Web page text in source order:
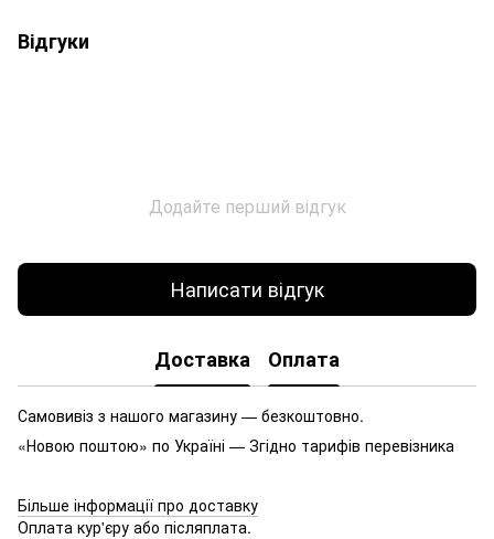
Відгуки
Додайте перший відгук
Написати відгук
Доставка Оплата
Самовивіз з нашого магазину — безкоштовно.
«Новою поштою» по Україні — Згідно тарифів перевізника
Більше інформації про доставку
Оплата кур'єру або післяплата.